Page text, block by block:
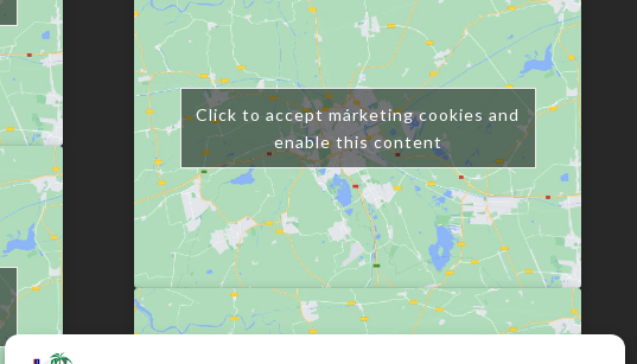
Click to accept márketing cookies and
enable this content